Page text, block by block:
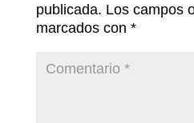
publicada. Los campos
marcados con *